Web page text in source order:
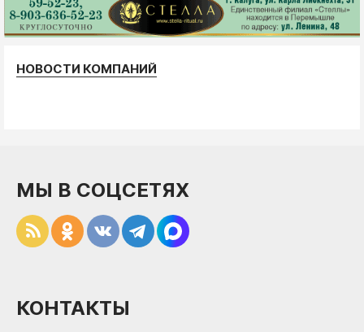
НОВОСТИ КОМПАНИЙ
МЫ В СОЦСЕТЯХ
КОНТАКТЫ